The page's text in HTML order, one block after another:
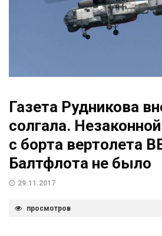
Газета Рудникова
солгала.
с борта вертолета
Балтфлота не было
29.11.2017
просмотров